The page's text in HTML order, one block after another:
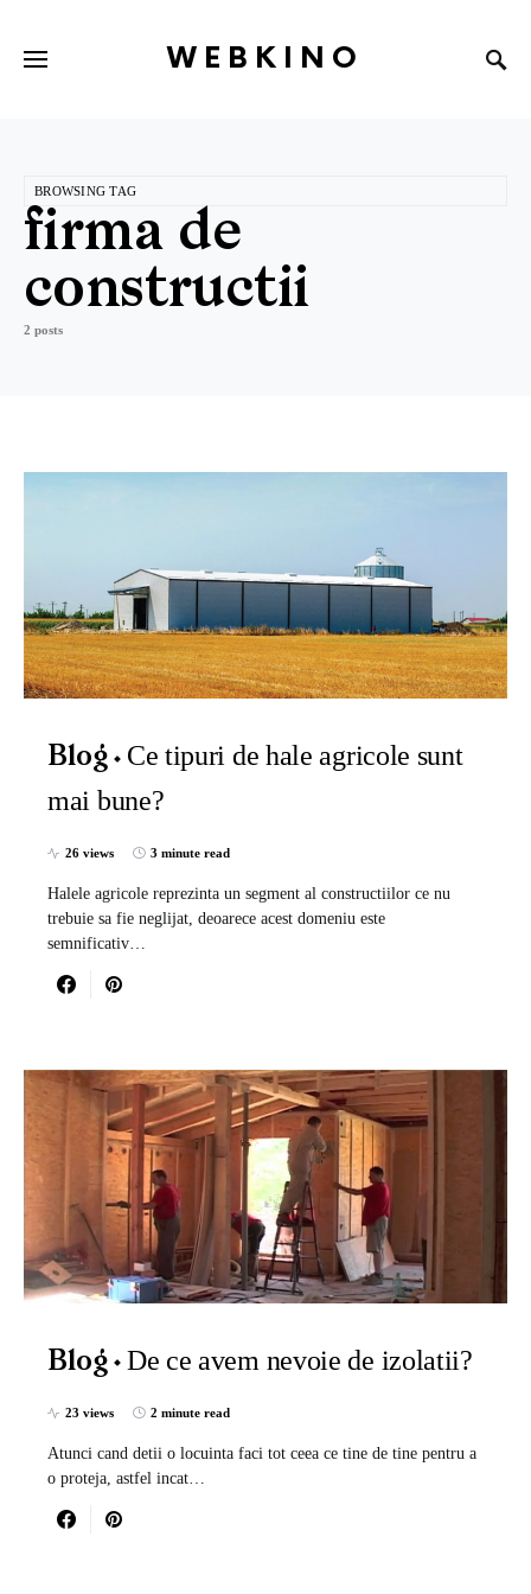
WEBKINO
BROWSING TAG
firma de
constructii
2 posts
Blog
Ce tipuri de hale agricole sunt
mai bune?
26 views 3 minute read
Halele agricole reprezinta un segment al constructiilor ce nu
trebuie sa fie neglijat, deoarece acest domeniu este
semnificativ…
Blog De ce avem nevoie de izolatii?
23 views 2 minute read
Atunci cand detii o locuinta faci tot ceea ce tine de tine pentru a
o proteja, astfel incat…